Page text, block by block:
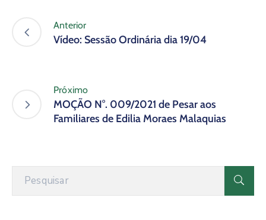
Anterior
Vídeo: Sessão Ordinária dia 19/04
Próximo
MOÇÃO N°. 009/2021 de Pesar aos
Familiares de Edilia Moraes Malaquias